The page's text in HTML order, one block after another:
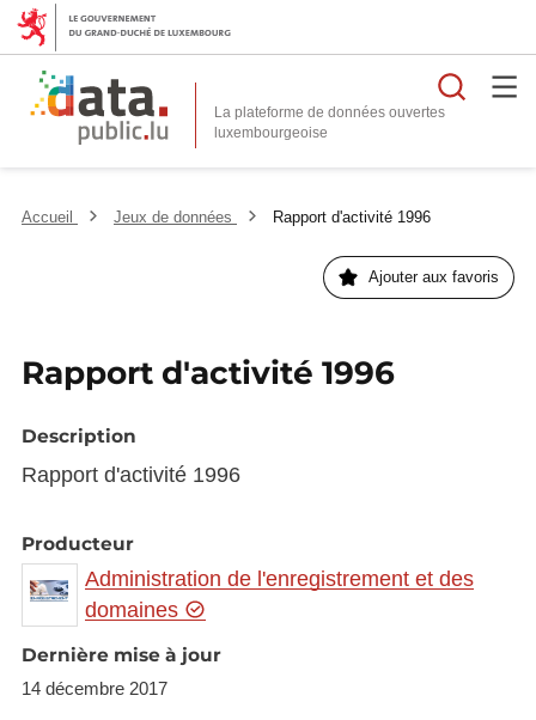
La plateforme de données ouvertes
Accueil Jeux de données Rapport d'activité 1996
Ajouter aux favoris
Rapport d'activité 1996
Description
Rapport d'activité 1996
Producteur
Administration de l'enregistrement et des
domaines
Dernière mise à jour
14 décembre 2017